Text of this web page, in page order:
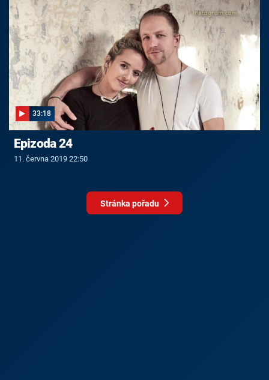
33:18
Epizoda 24
11. června 2019 22:50
Stránka pořadu